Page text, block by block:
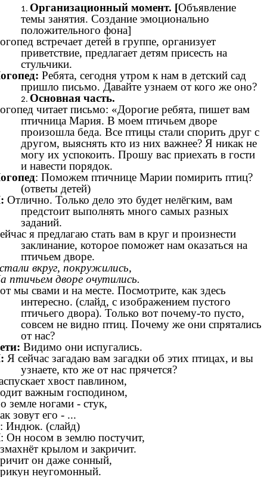
Организационный момент. [Объявление
темы занятия. Создание эмоционально
положительного фона]
встречает детей в группе, организует
приветствие, предлагает детям присесть на
стульчики.
Ребята, сегодня утром к нам в детский сад
пришло письмо. Давайте узнаем от кого же оно?
Основная часть.
читает письмо: «Дорогие ребята, пишет вам
птичница Мария. В моем птичьем дворе
произошла беда. Все птицы стали спорить друг с
другом, выяснять кто из них важнее? Я никак не
могу их успокоить. Прошу вас приехать в гости
и навести порядок.
: Поможем птичнице Марии помирить птиц?
(ответы детей)
Отлично. Только дело это будет нелёгким, вам
предстоит выполнять много самых разных
заданий.
я предлагаю стать вам в круг и произнести
заклинание, которое поможет нам оказаться на
птичьем дворе.
вкруг, покружились,
птичьем дворе очутились.
мы свами и на месте. Посмотрите, как здесь
интересно. (слайд, с изображением пустого
птичьего двора). Только вот почему-то пусто,
совсем не видно птиц. Почему же они спрятались
от нас?
Видимо они испугались.
Я сейчас загадаю вам загадки об этих птицах, и вы
узнаете, кто же от нас прячется?
хвост павлином,
важным господином,
земле ногами - стук,
зовут его - ...
: Индюк. (слайд)
: Он носом в землю постучит,
крылом и закричит.
он даже сонный,
неугомонный.